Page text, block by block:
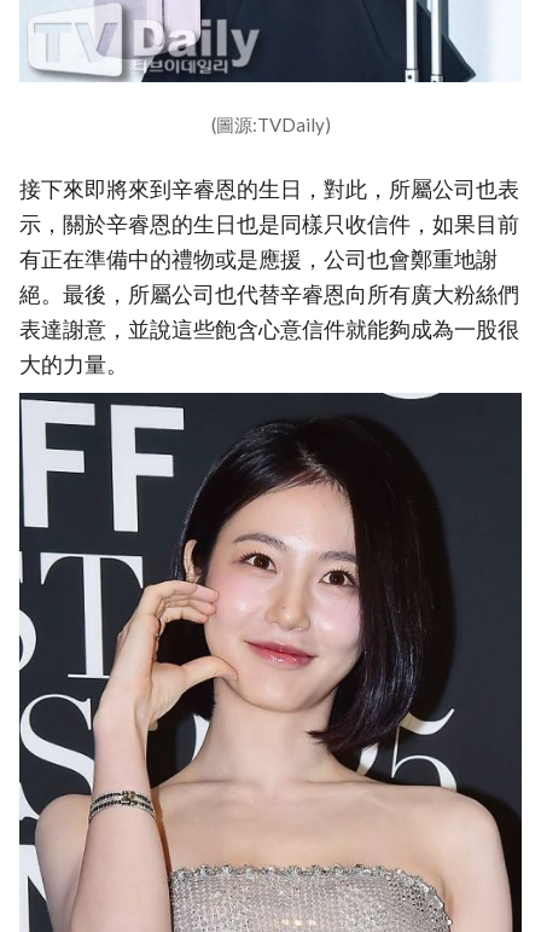
(圖源:TVDaily)
接下來即將來到辛睿恩的生日，對此，所屬公司也表
示，關於辛睿恩的生日也是同樣只收信件，如果目前
有正在準備中的禮物或是應援，公司也會鄭重地謝
絕。最後，所屬公司也代替辛睿恩向所有廣大粉絲們
表達謝意，並說這些飽含心意信件就能夠成為一股很
大的力量。